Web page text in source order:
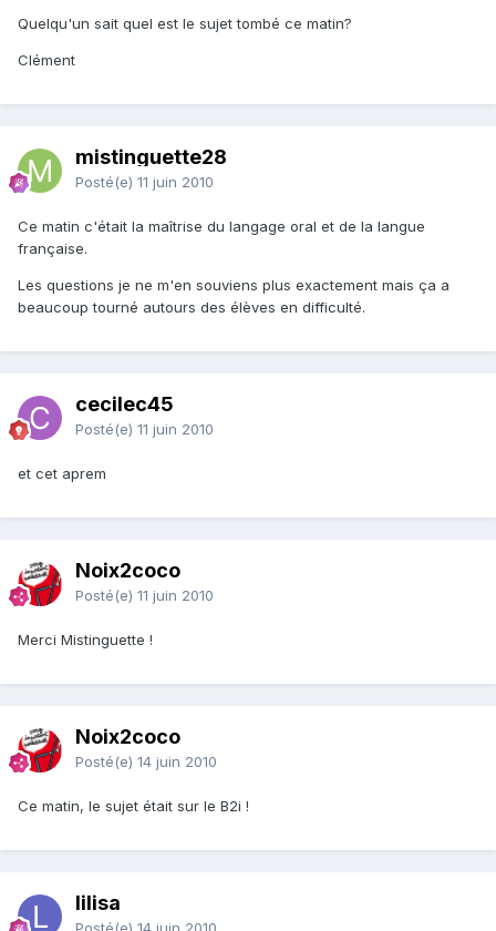
Quelqu'un sait quel est le sujet tombé ce matin?
Clément
mistinguette28
Posté(e) 11 juin 2010
Ce matin c'était la maîtrise du langage oral et de la langue
française.
Les questions je ne m'en souviens plus exactement mais ça a
beaucoup tourné autours des élèves en difficulté.
cecilec45
Posté(e) 11 juin 2010
et cet aprem
Noix2coco
Posté(e) 11 juin 2010
Merci Mistinguette !
Noix2coco
Posté(e) 14 juin 2010
Ce matin, le sujet était sur le B2i !
lilisa